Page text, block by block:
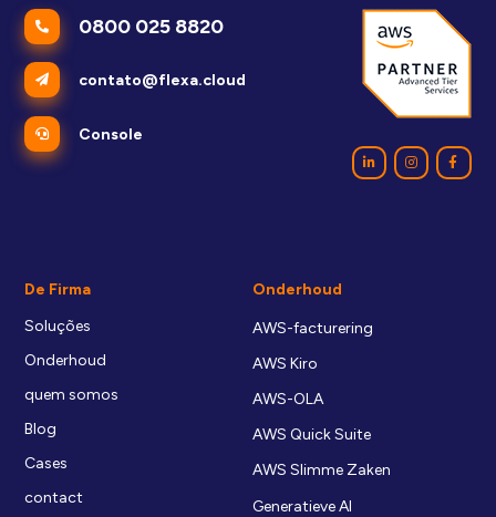
0800 025 8820
contato@flexa.cloud
Console
De Firma
Soluções
Onderhoud
quem somos
Blog
Cases
contact
Onderhoud
AWS-facturering
AWS Kiro
AWS-OLA
AWS Quick Suite
AWS Slimme Zaken
Generatieve AI